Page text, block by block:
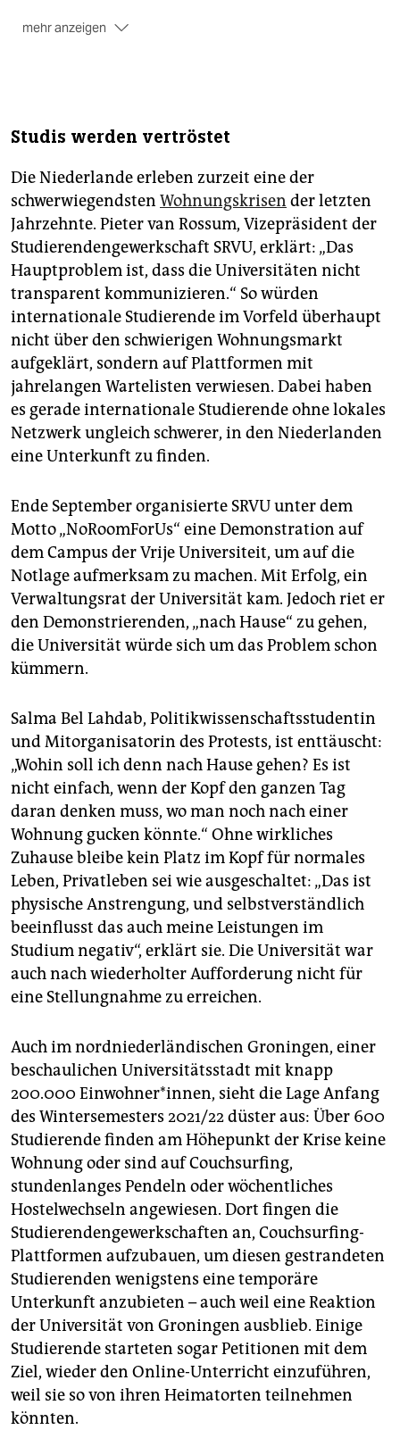
mehr anzeigen
beispielsweise Haus­be­sit­ze­r*in­nen überproportionale
Hypothekenzinsabzug ist in den Niederlanden extrem
hoch: Knapp 43 Prozent der Zinsen auf eine Hypothek
können von der Steuer abgesetzt werden. Das führt
dazu, dass Mieten in besser verdienenden Kreisen
kaum verbreitet ist.
Auswege
Die Nie­der­län­de­r*in­nen gehen seit Monaten auf die
Straße. Der Woonopstand (übersetzt: Wohnaufstand),
der bereits in mehreren Städten Demonstrationen
durchführte, fordert, dass die Bekämpfung der
drohenden Obdachlosigkeit endlich höchste Priorität
wird, mindestens 4 Milliarden Euro jährlich in
öffentlichen Wohnraum investiert werden und der
Hypothekenzinsabzug deutlich gesenkt wird.
Studis werden vertröstet
Die Niederlande erleben zurzeit eine der
schwerwiegendsten Wohnungskrisen der letzten
Jahrzehnte. Pieter van Rossum, Vizepräsident der
Studierendengewerkschaft SRVU, erklärt: „Das
Hauptproblem ist, dass die Universitäten nicht
transparent kommunizieren.“ So würden
internationale Studierende im Vorfeld überhaupt
nicht über den schwierigen Wohnungsmarkt
aufgeklärt, sondern auf Plattformen mit
jahrelangen Wartelisten verwiesen. Dabei haben
es gerade internationale Studierende ohne lokales
Netzwerk ungleich schwerer, in den Niederlanden
eine Unterkunft zu finden.
Ende September organisierte SRVU unter dem
Motto „NoRoomForUs“ eine Demonstration auf
dem Campus der Vrije Universiteit, um auf die
Notlage aufmerksam zu machen. Mit Erfolg, ein
Verwaltungsrat der Universität kam. Jedoch riet er
den Demonstrierenden, „nach Hause“ zu gehen,
die Universität würde sich um das Problem schon
kümmern.
Salma Bel Lahdab, Politikwissenschaftsstudentin
und Mitorganisatorin des Protests, ist enttäuscht:
„Wohin soll ich denn nach Hause gehen? Es ist
nicht einfach, wenn der Kopf den ganzen Tag
daran denken muss, wo man noch nach einer
Wohnung gucken könnte.“ Ohne wirkliches
Zuhause bleibe kein Platz im Kopf für normales
Leben, Privatleben sei wie ausgeschaltet: „Das ist
physische Anstrengung, und selbstverständlich
beeinflusst das auch meine Leistungen im
Studium negativ“, erklärt sie. Die Universität war
auch nach wiederholter Aufforderung nicht für
eine Stellungnahme zu erreichen.
Auch im nordniederländischen Groningen, einer
beschaulichen Universitätsstadt mit knapp
200.000 Einwohner*innen, sieht die Lage Anfang
des Wintersemesters 2021/22 düster aus: Über 600
Studierende finden am Höhepunkt der Krise keine
Wohnung oder sind auf Couchsurfing,
stundenlanges Pendeln oder wöchentliches
Hostelwechseln angewiesen. Dort fingen die
Studierendengewerkschaften an, Couchsurfing-
Plattformen aufzubauen, um diesen gestrandeten
Studierenden wenigstens eine temporäre
Unterkunft anzubieten – auch weil eine Reaktion
der Universität von Groningen ausblieb. Einige
Studierende starteten sogar Petitionen mit dem
Ziel, wieder den Online-Unterricht einzuführen,
weil sie so von ihren Heimatorten teilnehmen
könnten.